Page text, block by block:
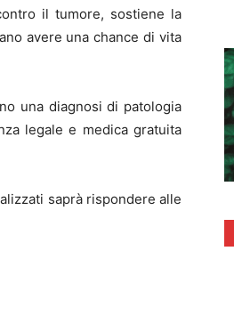
il tumore, sostiene la
avere una chance di vita
una diagnosi di patologia
legale e medica gratuita
saprà rispondere alle